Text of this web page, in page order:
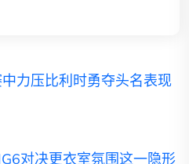
力压比利时勇夺头名表现
对决更衣室氛围这一隐形